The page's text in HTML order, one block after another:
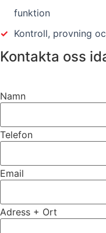
funktion
✓ Kontroll, provning
Kontakta oss
Namn
Telefon
Email
Adress + Ort